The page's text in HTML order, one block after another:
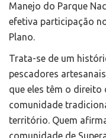
Manejo do Parque
efetiva participação
Plano.
Trata-se de um
pescadores
que eles têm o direito
comunidade
território. Quem
comunidade de